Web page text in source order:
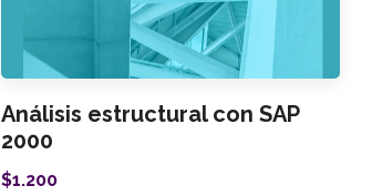
Análisis estructural con SAP
2000
$1.200